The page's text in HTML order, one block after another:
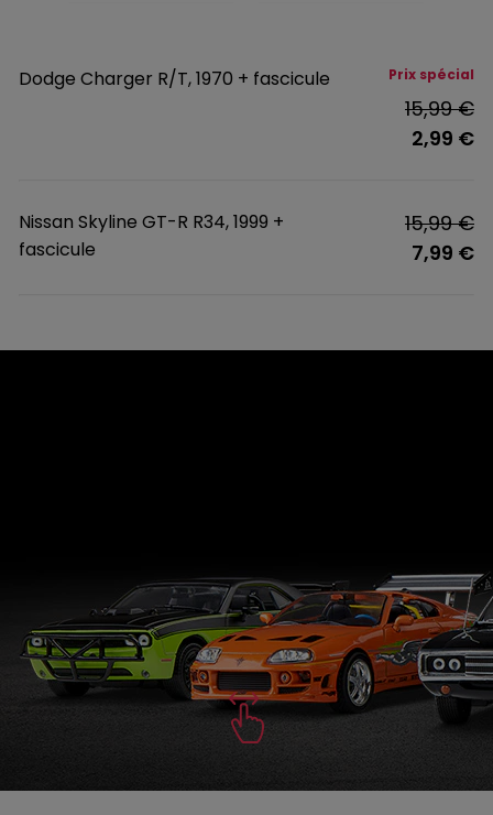
Dodge Charger R/T, 1970 + fascicule Prix spécial
15,99 €
2,99 €
Nissan Skyline GT-R R34, 1999 +
fascicule
15,99 €
7,99 €